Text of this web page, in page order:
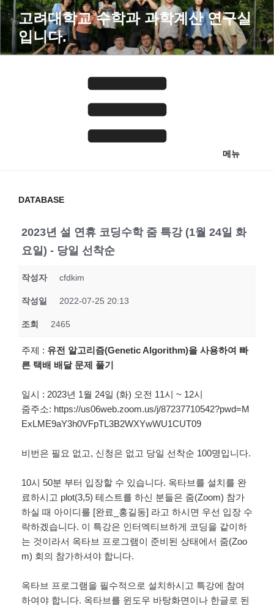
콘
텐
츠
로
고려대학교 수학과 과학계산 연구실
입니다.
메뉴
DATABASE
2023년 설 연휴 코딩수학 줌 특강 (1월 24일 화
요일) - 당일 선착순
작성자 cfdkim
작성일 2022-07-25 20:13
조회 2465
주제 : 유전 알고리즘(Genetic Algorithm)을 사용하여 빠
른 택배 배달 문제 풀기
일시 : 2023년 1월 24일 (화) 오전 11시 ~ 12시
줌주소: https://us06web.zoom.us/j/87237710542?pwd=M
ExLME9aY3h0VFpTL3B2WXYwWU1CUT09
비번은 필요 없고, 신청은 없고 당일 선착순 100명입니다.
10시 50분 부터 입장할 수 있습니다. 옥타브를 설치를 완
료하시고 plot(3,5) 테스트를 하신 분들은 줌(Zoom) 참가
하실 때 아이디를 [완료_홍길동] 라고 하시면 우선 입장 수
락하겠습니다. 이 특강은 인터엑티브하게 코딩을 같이하
는 것이라서 옥타브 프로그램이 준비된 상태에서 줌(Zoo
m) 회의 참가하셔야 합니다.
옥타브 프로그램을 필수적으로 설치하시고 특강에 참여
하여야 합니다. 옥타브를 윈도우 바탕화면이나 한글로 된